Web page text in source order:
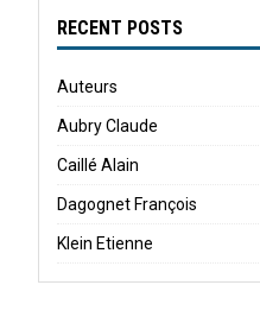
RECENT POSTS
Auteurs
Aubry Claude
Caillé Alain
Dagognet François
Klein Etienne